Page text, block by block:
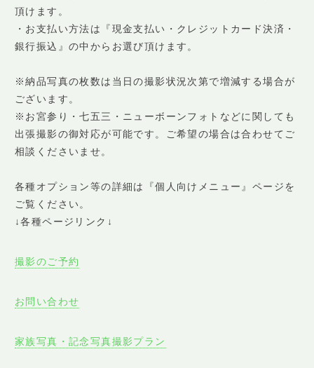
頂けます。
・お支払い方法は『現金支払い・クレジットカード決済・
銀行振込』の中からお選び頂けます。
※納品写真の枚数は当日の撮影状況次第で増減する場合が
ございます。
※お宮参り・七五三・ニューボーンフォトなどに関しても
出張撮影の御対応が可能です。ご希望の場合は合わせてご
相談くださいませ。
各種オプション等の詳細は『個人向けメニュー』ページを
ご覧ください。
↓各種ページリンク↓
撮影のご予約
お問い合わせ
家族写真・記念写真撮影プラン